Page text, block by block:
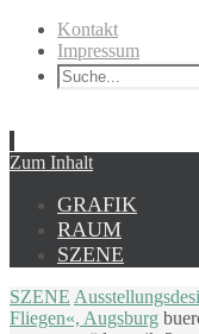
Kontakt
Impressum
Zum Inhalt
GRAFIK
RAUM
SZENE
SZENE
Fliegen«, Augsburg